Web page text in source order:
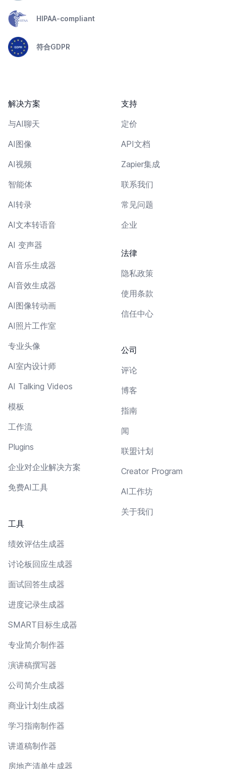
HIPAA-compliant
符合GDPR
解决方案
与AI聊天
AI图像
AI视频
智能体
AI转录
AI文本转语音
AI 变声器
AI音乐生成器
AI音效生成器
AI图像转动画
AI照片工作室
专业头像
AI室内设计师
AI Talking Videos
模板
工作流
Plugins
企业对企业解决方案
免费AI工具
工具
绩效评估生成器
讨论板回应生成器
面试回答生成器
进度记录生成器
SMART目标生成器
专业简介制作器
演讲稿撰写器
公司简介生成器
商业计划生成器
学习指南制作器
讲道稿制作器
房地产清单生成器
支持
定价
API文档
Zapier集成
联系我们
常见问题
企业
法律
隐私政策
使用条款
信任中心
公司
评论
博客
指南
闻
联盟计划
Creator Program
AI工作坊
关于我们